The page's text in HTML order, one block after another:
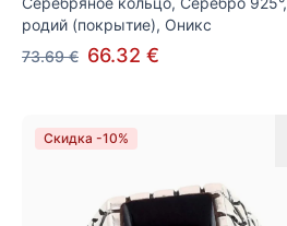
родий (покрытие), Оникс
73.69 € 66.32 €
Скидка -10%